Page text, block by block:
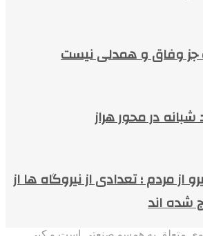
جز وفاق و همدلی نیست
در محور هراز
از مردم ؛ تعدادی از نیروگاه ها از
شده اند